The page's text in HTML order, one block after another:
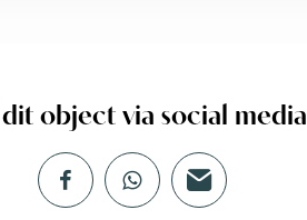
object via social media